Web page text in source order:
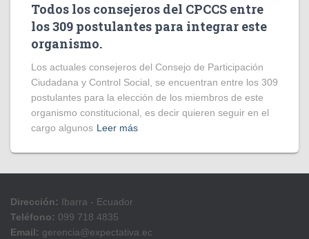
Todos los consejeros del CPCCS entre
los 309 postulantes para integrar este
organismo.
Los actuales consejeros del Consejo de Participación
Ciudadana y Control Social, se encuentran entre los 309
postulantes para la elección de los miembros de este
organismo constitucional, es decir quieren seguir en el
cargo algunos Leer más
Dirección: Ibarra - Ecuador
Teléfono: 099 718 4835
Email: gerencia@expectativa.ec